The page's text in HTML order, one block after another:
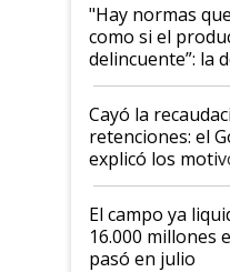
"Hay normas
como si el
delincuente”: la
al Congreso
habló del
Cayó la
retenciones: el
explicó los
El campo ya
16.000 millones
pasó en julio